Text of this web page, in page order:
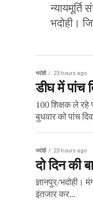
भदोही।
भदोही 23 hours ago
डीघ में पांच
100 शिक्षक ले रहे
बुधवार को पांच
भदोही 23 hours ago
दो दिन की
ज्ञानपुर/भदोही।
इंतजार कर...